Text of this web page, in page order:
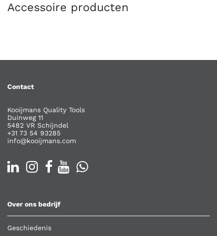
Accessoire producten
Contact
Kooijmans Quality Tools
Duinweg 11
5482 VR Schijndel
+31 73 54 93285
info@kooijmans.com
Over ons bedrijf
Geschiedenis